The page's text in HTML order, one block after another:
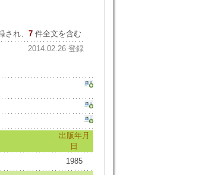
され、 7件全文を含む
2014.02.26 登録
出版年月
日
1985